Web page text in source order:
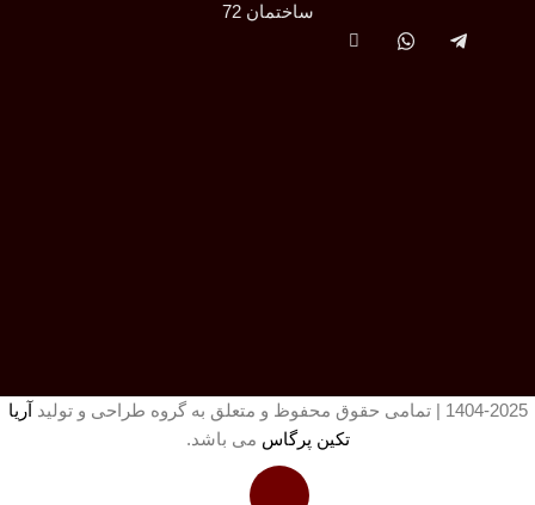
ساختمان 72
1404-2025 | تمامی حقوق محفوظ و متعلق به گروه طراحی و تولید
آریا
تکین پرگاس می باشد.